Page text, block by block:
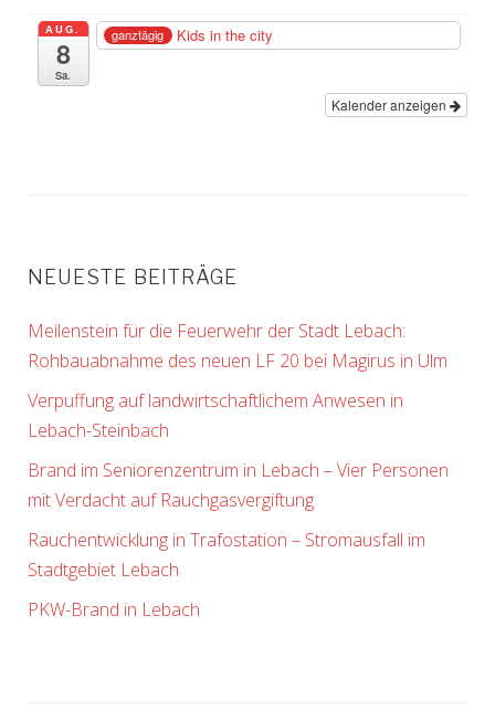
AUG.
8
Sa.
ganztägig Kids in the city
Kalender anzeigen
NEUESTE BEITRÄGE
Meilenstein für die Feuerwehr der Stadt Lebach:
Rohbauabnahme des neuen LF 20 bei Magirus in Ulm
Verpuffung auf landwirtschaftlichem Anwesen in
Lebach-Steinbach
Brand im Seniorenzentrum in Lebach – Vier Personen
mit Verdacht auf Rauchgasvergiftung
Rauchentwicklung in Trafostation – Stromausfall im
Stadtgebiet Lebach
PKW-Brand in Lebach